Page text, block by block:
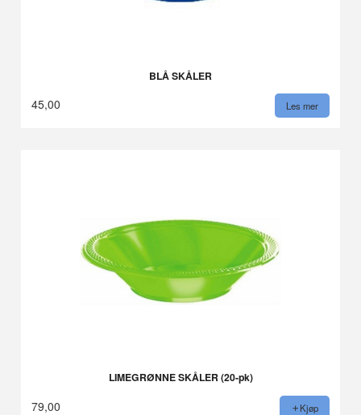
BLÅ SKÅLER
45,00 Les mer
LIMEGRØNNE SKÅLER (20-pk)
79,00 Kjøp